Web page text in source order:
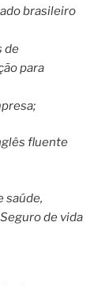
brasileiro
de
para
fluente
saúde,
de vida